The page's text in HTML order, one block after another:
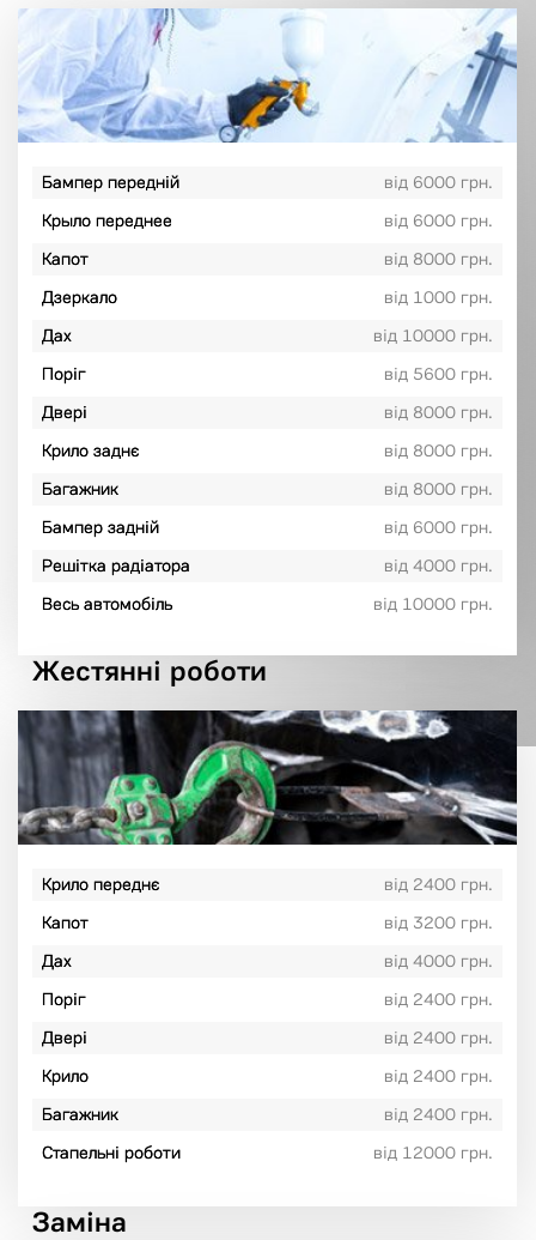
Бампер передній
від 6000 грн.
Крыло переднее
від 6000 грн.
Капот
від 8000 грн.
Дзеркало
від 1000 грн.
Дах
від 10000 грн.
Поріг
від 5600 грн.
Двері
від 8000 грн.
Крило заднє
від 8000 грн.
Багажник
від 8000 грн.
Бампер задній
від 6000 грн.
Решітка радіатора
від 4000 грн.
Весь автомобіль
від 10000 грн.
Жестянні роботи
Крило переднє
від 2400 грн.
Капот
від 3200 грн.
Дах
від 4000 грн.
Поріг
від 2400 грн.
Двері
від 2400 грн.
Крило
від 2400 грн.
Багажник
від 2400 грн.
Стапельні роботи
від 12000 грн.
Заміна